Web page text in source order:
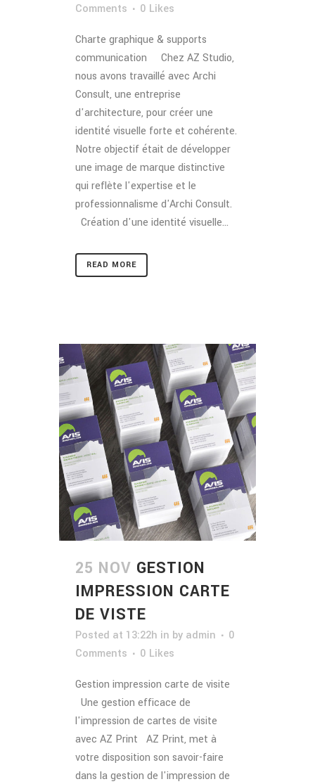
Comments
0 Likes
Charte graphique & supports
communication Chez AZ Studio,
nous avons travaillé avec Archi
Consult, une entreprise
d'architecture, pour créer une
identité visuelle forte et cohérente.
Notre objectif était de développer
une image de marque distinctive
qui reflète l'expertise et le
professionnalisme d'Archi Consult.
Création d'une identité visuelle...
READ MORE
25 NOV GESTION
IMPRESSION CARTE
DE VISTE
Posted at 13:22h in by admin
0
Comments
0 Likes
Gestion impression carte de visite
Une gestion efficace de
l'impression de cartes de visite
avec AZ Print AZ Print, met à
votre disposition son savoir-faire
dans la gestion de l'impression de